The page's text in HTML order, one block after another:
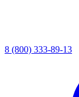
8 (800) 333-89-13